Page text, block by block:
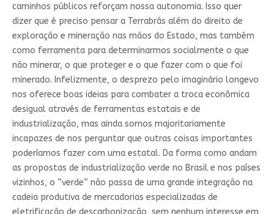
caminhos públicos reforçam nossa autonomia. Isso quer
dizer que é preciso pensar a Terrabrás além do direito de
exploração e mineração nas mãos do Estado, mas também
como ferramenta para determinarmos socialmente o que
não minerar, o que proteger e o que fazer com o que foi
minerado. Infelizmente, o desprezo pelo imaginário longevo
nos oferece boas ideias para combater a troca econômica
desigual através de ferramentas estatais e de
industrialização, mas ainda somos majoritariamente
incapazes de nos perguntar que outras coisas importantes
poderíamos fazer com uma estatal. Da forma como andam
as propostas de industrialização verde no Brasil e nos países
vizinhos, o “verde” não passa de uma grande integração na
cadeia produtiva de mercadorias especializadas de
eletrificação de descarbonização, sem nenhum interesse em